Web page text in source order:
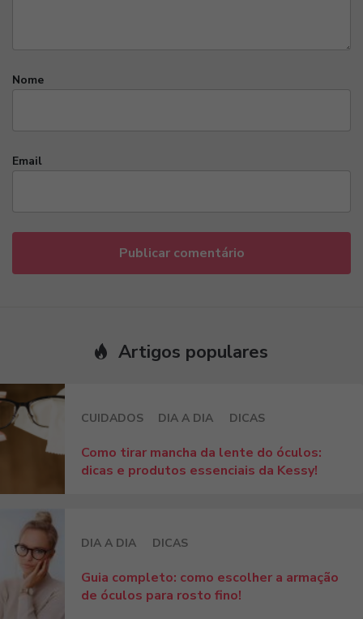
Nome
Email
Artigos populares
CUIDADOS DIA A DIA DICAS
Como tirar mancha da lente do óculos:
dicas e produtos essenciais da Kessy!
DIA A DIA DICAS
Guia completo: como escolher a armação
de óculos para rosto fino!